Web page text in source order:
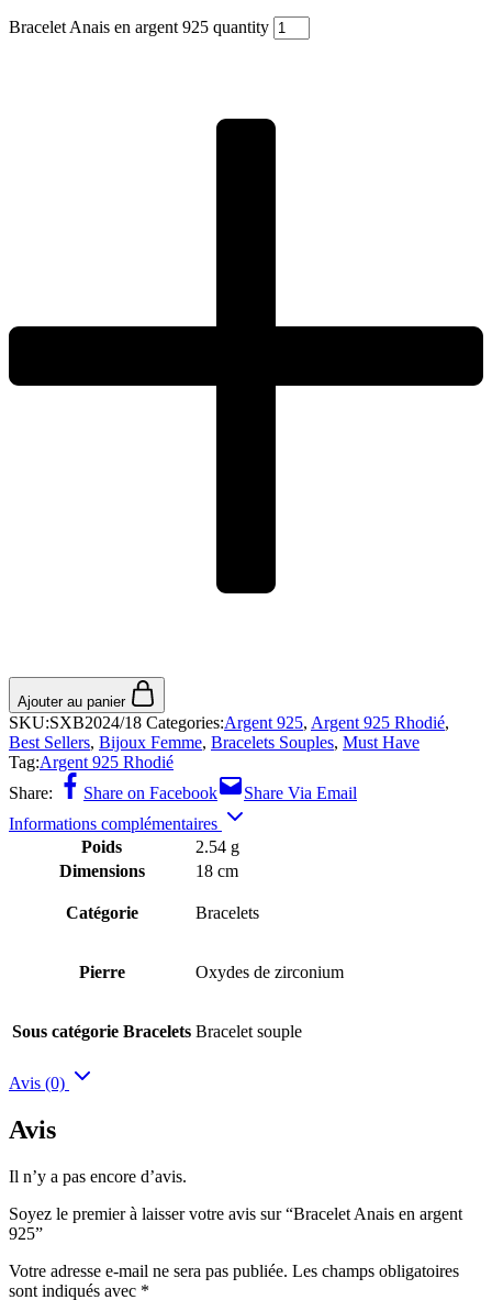
Bracelet Anais en argent 925 quantity
Ajouter au panier
SKU:SXB2024/18 Categories:Argent 925, Argent 925 Rhodié,
Best Sellers, Bijoux Femme, Bracelets Souples, Must Have
Tag:Argent 925 Rhodié
Share:
Share on Facebook
Share Via Email
Informations complémentaires
Poids
2.54 g
Dimensions
18 cm
Catégorie Bracelets
Pierre Oxydes de zirconium
Sous catégorie Bracelets Bracelet souple
Avis (0)
Avis
Il n’y a pas encore d’avis.
Soyez le premier à laisser votre avis sur “Bracelet Anais en argent
925”
Votre adresse e-mail ne sera pas publiée. Les champs obligatoires
sont indiqués avec *